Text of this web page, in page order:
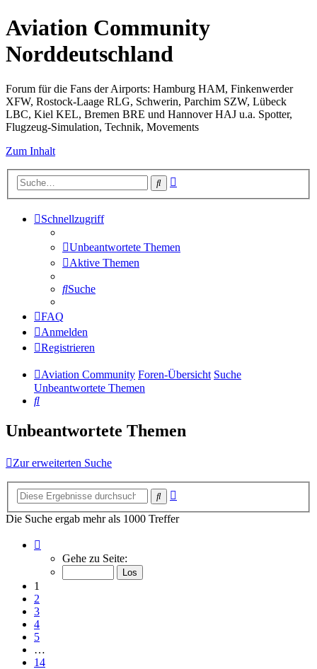
Aviation Community
Norddeutschland
Forum für die Fans der Airports: Hamburg HAM, Finkenwerder
XFW, Rostock-Laage RLG, Schwerin, Parchim SZW, Lübeck
LBC, Kiel KEL, Bremen BRE und Hannover HAJ u.a. Spotter,
Flugzeug-Simulation, Technik, Movements
Zum Inhalt
Suche
Schnellzugriff
Unbeantwortete Themen
Aktive Themen
Suche
FAQ
Anmelden
Registrieren
Aviation Community Foren-Übersicht Suche
Unbeantwortete Themen
Suche
Unbeantwortete Themen
Zur erweiterten Suche
Suche
Die Suche ergab mehr als 1000 Treffer
von
Gehe zu Seite:
1
2
3
4
5
…
14